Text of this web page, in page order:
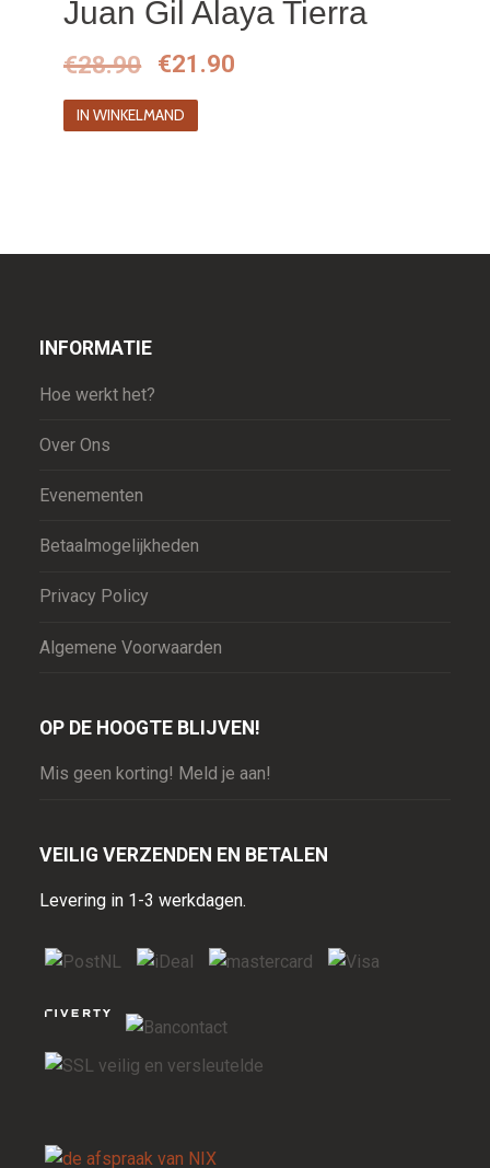
Juan Gil Alaya Tierra
€28.90
Oorspronkelijke
prijs
was:
€21.90
IN WINKELMAND
INFORMATIE
Hoe werkt het?
Over Ons
Evenementen
Betaalmogelijkheden
Privacy Policy
Algemene Voorwaarden
OP DE HOOGTE BLIJVEN!
Mis geen korting! Meld je aan!
VEILIG VERZENDEN EN BETALEN
Levering in 1-3 werkdagen.